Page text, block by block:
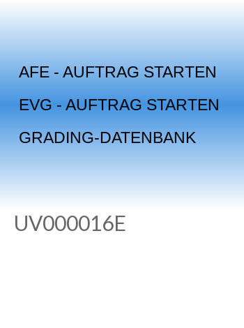
AFE - AUFTRAG STARTEN
EVG - AUFTRAG STARTEN
GRADING-DATENBANK
UV000016E